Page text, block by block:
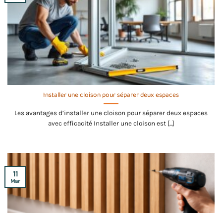
Installer une cloison pour séparer deux espaces
Les avantages d’installer une cloison pour séparer deux espaces
avec efficacité Installer une cloison est [...]
11
Mar